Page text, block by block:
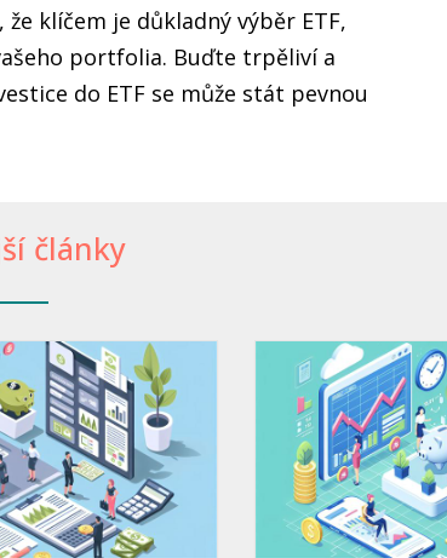
klíčem je důkladný výběr ETF,
portfolia. Buďte trpěliví a
do ETF se může stát pevnou
články